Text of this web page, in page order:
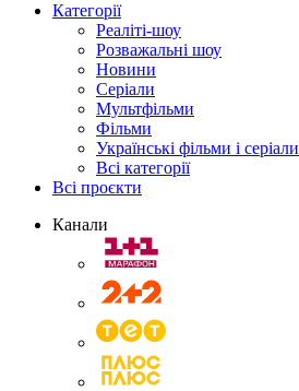
Категорії
Реаліті-шоу
Розважальні шоу
Новини
Серіали
Мультфільми
Фільми
Українські фільми і серіали
Всі категорії
Всі проєкти
Канали